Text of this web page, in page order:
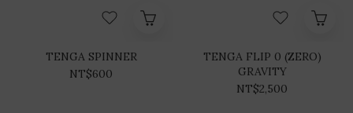
TENGA SPINNER
NT$600
TENGA FLIP 0 (ZERO)
GRAVITY
NT$2,500